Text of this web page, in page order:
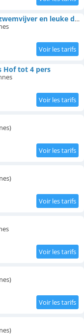
B & B Victors Hof, met zwemvijver en leuke diertjes
Hof tot 4 pers